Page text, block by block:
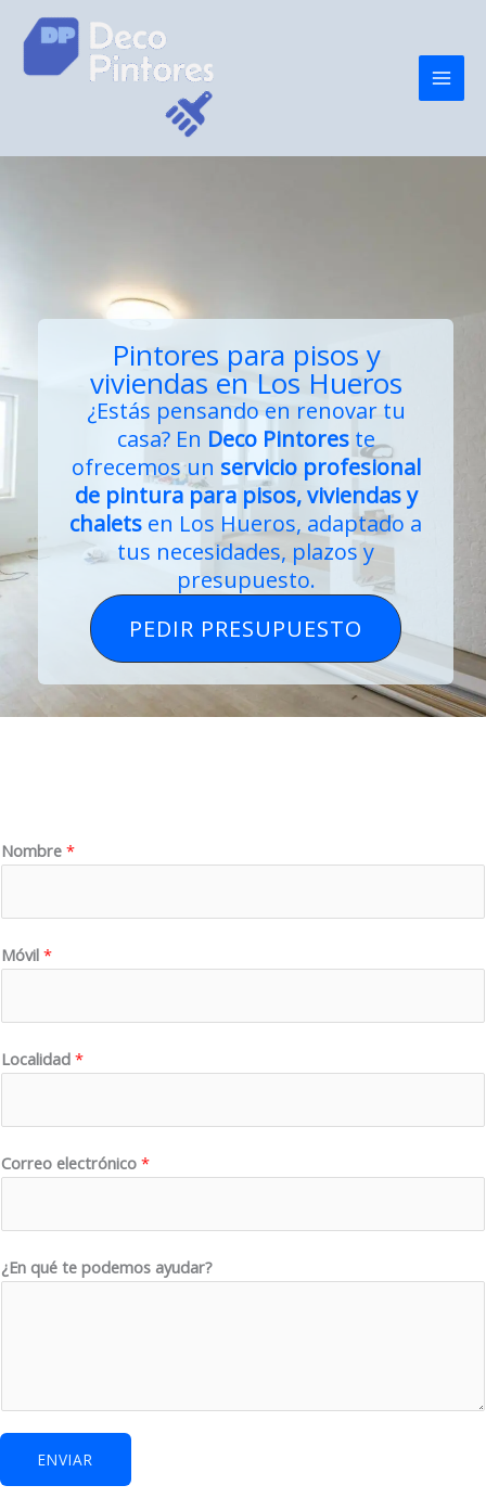
contenido
Pintores para pisos y
viviendas en Los Hueros
¿Estás pensando en renovar tu
casa? En Deco Pintoreste
ofrecemos un servicio profesional
de pintura para pisos, viviendas y
chalets en Los Hueros, adaptado a
tus necesidades, plazos y
presupuesto.
PEDIR PRESUPUESTO
Nombre *
Móvil *
Localidad *
Correo electrónico *
y
e
¿En qué te podemos ayudar?
ENVIAR